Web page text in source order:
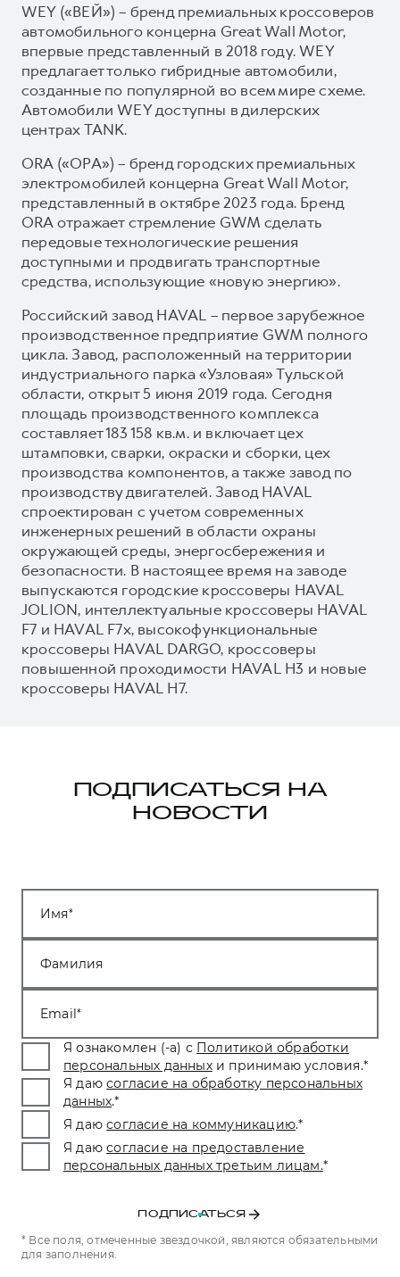
WEY («ВЕЙ») – бренд премиальных кроссоверов
автомобильного концерна Great Wall Motor,
впервые представленный в 2018 году. WEY
предлагает только гибридные автомобили,
созданные по популярной во всем мире схеме.
Автомобили WEY доступны в дилерских
центрах TANK.
ORA («ОРА») – бренд городских премиальных
электромобилей концерна Great Wall Motor,
представленный в октябре 2023 года. Бренд
ORA отражает стремление GWM сделать
передовые технологические решения
доступными и продвигать транспортные
средства, использующие «новую энергию».
Российский завод HAVAL – первое зарубежное
производственное предприятие GWM полного
цикла. Завод, расположенный на территории
индустриального парка «Узловая» Тульской
области, открыт 5 июня 2019 года. Сегодня
площадь производственного комплекса
составляет 183 158 кв.м. и включает цех
штамповки, сварки, окраски и сборки, цех
производства компонентов, а также завод по
производству двигателей. Завод HAVAL
спроектирован с учетом современных
инженерных решений в области охраны
окружающей среды, энергосбережения и
безопасности. В настоящее время на заводе
выпускаются городские кроссоверы HAVAL
JOLION, интеллектуальные кроссоверы HAVAL
F7 и HAVAL F7x, высокофункциональные
кроссоверы HAVAL DARGO, кроссоверы
повышенной проходимости HAVAL H3 и новые
кроссоверы HAVAL H7.
ПОДПИСАТЬСЯ НА
НОВОСТИ
Имя
Фамилия
Email
Я ознакомлен (-а) с Политикой обработки
персональных данных и принимаю условия.*
Я даю согласие на обработку персональных
данных.*
Я даю согласие на коммуникацию.*
Я даю согласие на предоставление
персональных данных третьим лицам.*
ПОДПИСАТЬСЯ
* Все поля, отмеченные звездочкой, являются обязательными
для заполнения.